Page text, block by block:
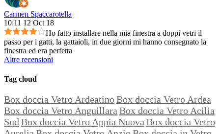
Carmen Spaccarotella
10:11 12 Oct 18
Ho fatto installare nella mia finestra a doppi vetri il
passo per i gatti, la gattaioli, in due giorni mi hanno consegnato la
finestra ed era perfetta
Altre recensioni
Tag cloud
Box doccia Vetro ArdeatinoBox doccia Vetro Ardea
Box doccia Vetro Anguillara Box doccia Vetro Acilia
Sud Box doccia Vetro Appia Nuova Box doccia Vetro